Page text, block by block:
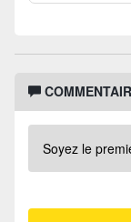
Soyez le